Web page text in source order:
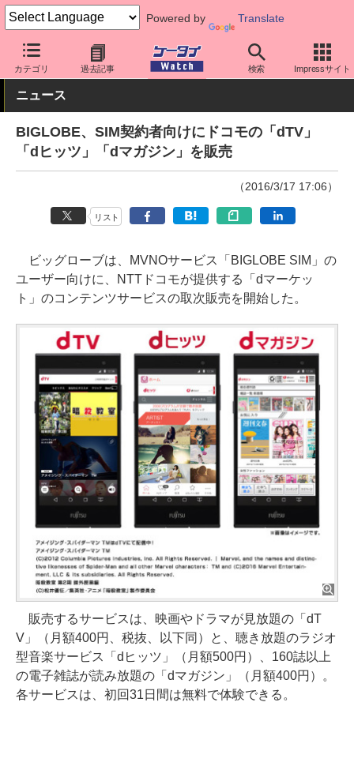
Powered by Translate
カテゴリ 過去記事 検索 Impressサイト
ケータイ Watch 格安スマホ/格安SIM 格安SIM/MVNO
ニュース
BIGLOBE、SIM契約者向けにドコモの「dTV」
「dヒッツ」「dマガジン」を販売
（2016/3/17 17:06）
リスト
ビッグローブは、MVNOサービス「BIGLOBE SIM」の
ユーザー向けに、NTTドコモが提供する「dマーケッ
ト」のコンテンツサービスの取次販売を開始した。
販売するサービスは、映画やドラマが見放題の「dT
V」（月額400円、税抜、以下同）と、聴き放題のラジオ
型音楽サービス「dヒッツ」（月額500円）、160誌以上
の電子雑誌が読み放題の「dマガジン」（月額400円）。
各サービスは、初回31日間は無料で体験できる。